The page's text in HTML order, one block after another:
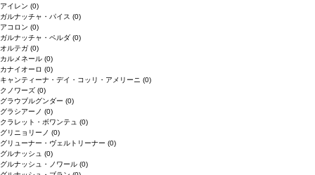
アイレン (0)
ガルナッチャ・パイス (0)
アコロン (0)
ガルナッチャ・ペルダ (0)
オルテガ (0)
カルメネール (0)
カナイオーロ (0)
キャンティーナ・デイ・コッリ・アメリーニ (0)
クノワーズ (0)
グラウブルグンダー (0)
グラシアーノ (0)
クラレット・ボワンテュ (0)
グリニョリーノ (0)
グリューナー・ヴェルトリーナー (0)
グルナッシュ (0)
グルナッシュ・ノワール (0)